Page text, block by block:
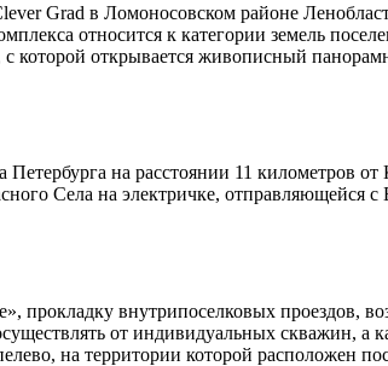
Grad в Ломоносовском районе
относится к категории земель
которой открывается живописный
на расстоянии 11 километров
Села на электричке, отправляющейся с
прокладку внутрипоселковых проездов,
от индивидуальных скважин,
на территории которой расположен